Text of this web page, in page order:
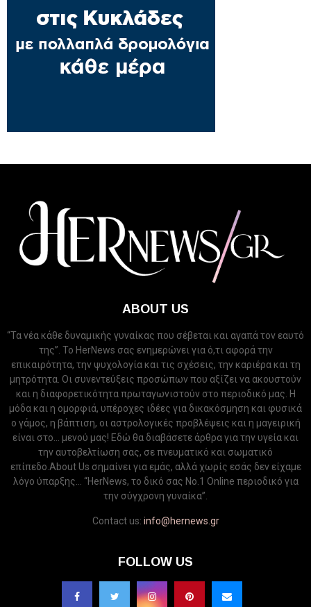
ABOUT US
“Τα νέα κάθε δυναμικής γυναίκας που σέβεται και αγαπά τον εαυτό
της”. Το HerNews σας ενημερώνει για ό,τι αφορά την
επικαιρότητα, την ψυχολογία και τις σχέσεις, την καριέρα και τη
μητρότητα. Οι συνεντεύξεις προσώπων που αξίζει να ακουστούν
και η διαφορετικότητα πρωταγωνιστούν στο περιοδικό μας. Η
μόδα και η ομορφιά, υπέροχες ιδέες για δικακόσμηση και φυσικά
ο γάμος, η βάπτιση, οι αστρολογικές προβλέψεις και η μαγειρική
είναι στο... μενού μας! Εδώ θα διαβάσετε άρθρα για την υγεία και
την αυτοβελτίωση σας, σε πνευματικό και σωματικό
επίπεδο.About Us σημαίνει για εμάς, αλλά χωρίς εσάς δεν είχαμε
λόγο ύπαρξης... “HerNews, το δικό σας Νo.1 Online περιοδικό για
την σύγχρονη γυναίκα”.
Contact us: info@hernews.gr
FOLLOW US